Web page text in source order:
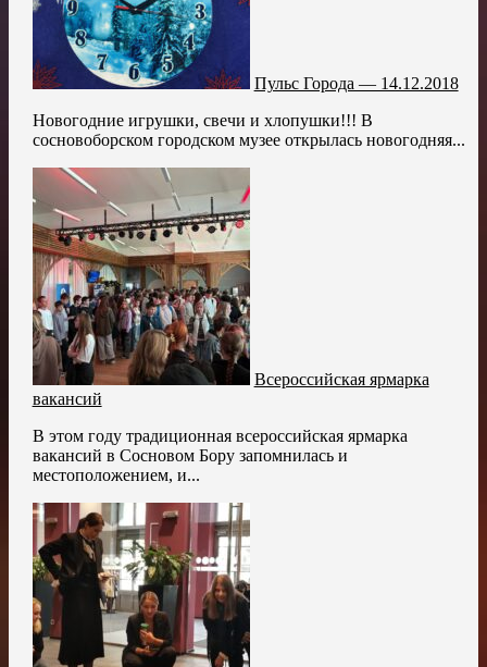
Пульс Города — 14.12.2018
Новогодние игрушки, свечи и хлопушки!!! В
сосновоборском городском музее открылась новогодняя...
Всероссийская ярмарка
вакансий
В этом году традиционная всероссийская ярмарка
вакансий в Сосновом Бору запомнилась и
местоположением, и...